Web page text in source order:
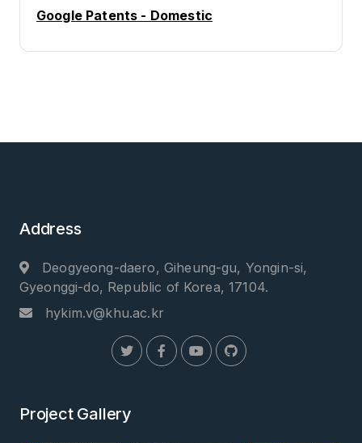
Google Patents - Domestic
Address
Deogyeong-daero, Giheung-gu, Yongin-si,
Gyeonggi-do, Republic of Korea, 17104.
hykim.v@khu.ac.kr
Project Gallery